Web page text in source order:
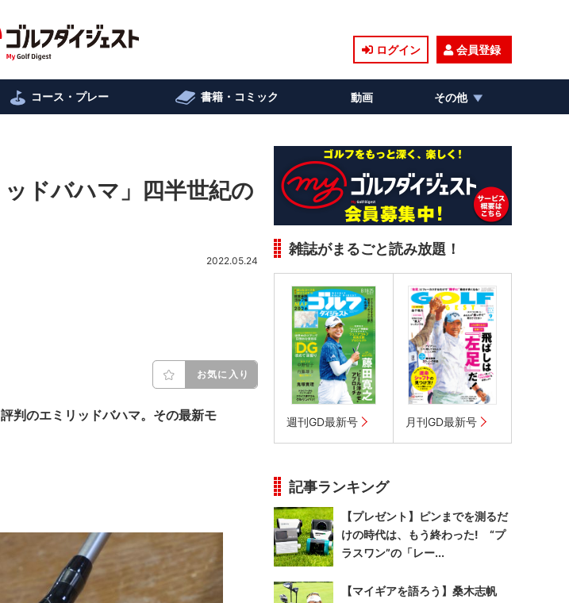
ログイン 会員登録
コース・プレー 書籍・コミック 動画 その他
ドバハマ」四半世紀の
2022.05.24
お気に入り
判のエミリッドバハマ。その最新モ
雑誌がまるごと読み放題！
週刊GD最新号 月刊GD最新号
記事ランキング
【プレゼント】ピンまでを測るだ
けの時代は、もう終わった! “プ
ラスワン”の「レー...
【マイギアを語ろう】桑木志帆